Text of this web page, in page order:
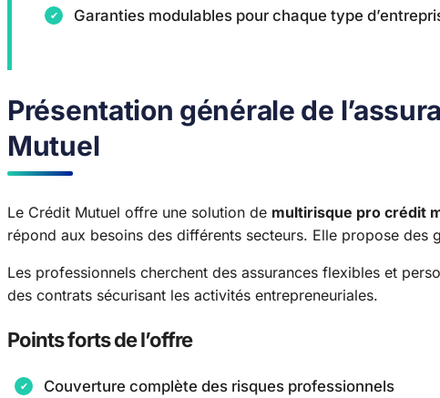
Garanties modulables pour chaque type
Présentation générale de
Mutuel
Le Crédit Mutuel offre une solution de multirisque pro crédit
répond aux besoins des différents secteurs. Elle propose des
Les professionnels cherchent des assurances flexibles et
des contrats sécurisant les activités entrepreneuriales.
Points forts de l’offre
Couverture complète des risques professionnels